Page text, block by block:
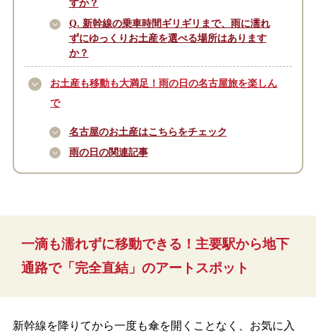
すか？
Q. 新幹線の乗車時間ギリギリまで、雨に濡れ
ずにゆっくりお土産を選べる場所はあります
か？
お土産も移動も大満足！雨の日の名古屋旅を楽しん
で
名古屋のお土産はこちらをチェック
雨の日の関連記事
一滴も濡れずに移動できる！主要駅から地下
通路で「完全直結」のアートスポット
新幹線を降りてから一度も傘を開くことなく、お気に入